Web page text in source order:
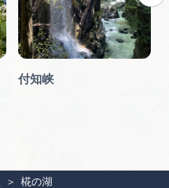
椛の湖
付知峡